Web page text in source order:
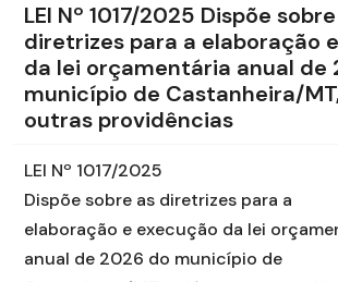
LEI Nº 1017/2025 Dispõe
diretrizes para a elaboração
da lei orçamentária anual de
município de Castanheira/
outras providências
LEI Nº 1017/2025
Dispõe sobre as diretrizes para a
elaboração e execução da lei
anual de 2026 do município de